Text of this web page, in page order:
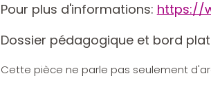
Pour plus d'informations: https://
Dossier pédagogique et bord
Cette pièce ne parle pas seulement